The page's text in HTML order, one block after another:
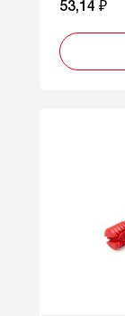
53,14 ₽